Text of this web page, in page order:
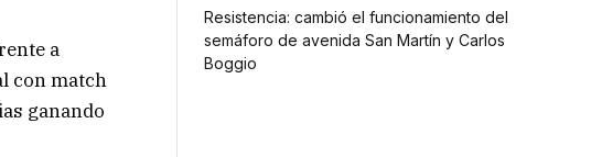
a
con match
ganando
Resistencia: cambió el funcionamiento del
semáforo de avenida San Martín y Carlos
Boggio